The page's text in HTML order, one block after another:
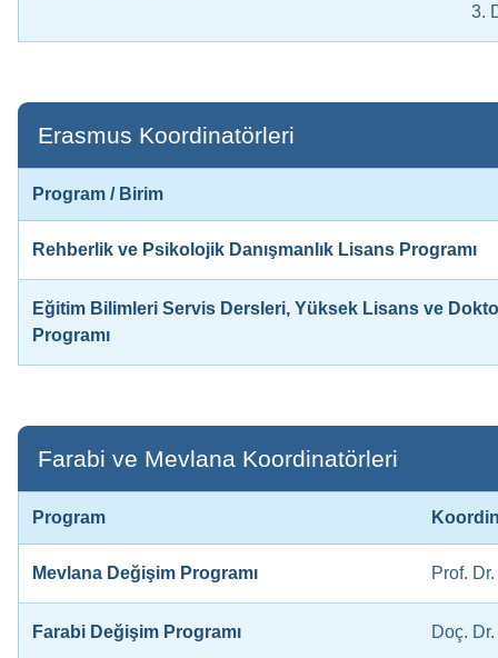
3.
Erasmus Koordinatörleri
Program / Birim
Rehberlik ve Psikolojik Danışmanlık Lisans Programı
Eğitim Bilimleri Servis Dersleri, Yüksek Lisans ve
Programı
Farabi ve Mevlana Koordinatörleri
Program
Mevlana Değişim Programı Prof.
Farabi Değişim Programı Doç.